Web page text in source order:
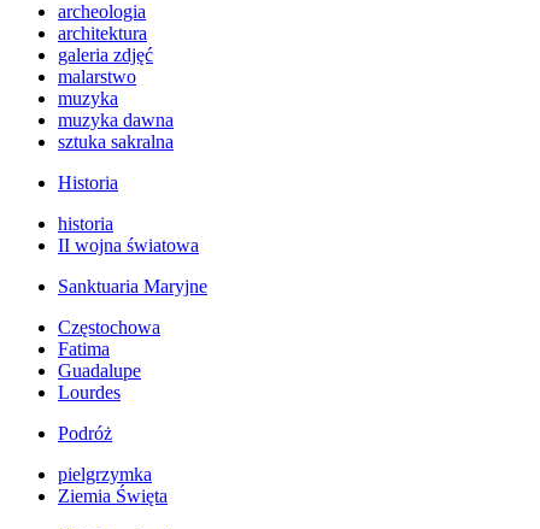
archeologia
architektura
galeria zdjęć
malarstwo
muzyka
muzyka dawna
sztuka sakralna
Historia
historia
II wojna światowa
Sanktuaria Maryjne
Częstochowa
Fatima
Guadalupe
Lourdes
Podróż
pielgrzymka
Ziemia Święta